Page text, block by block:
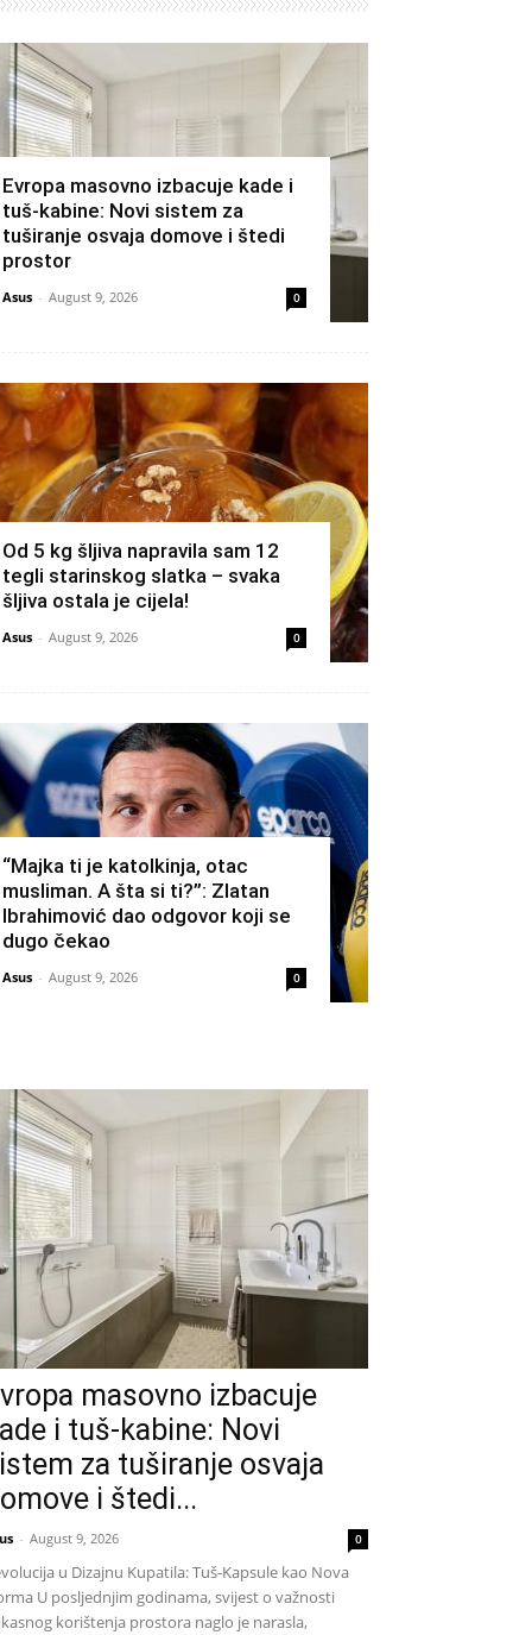
Evropa masovno izbacuje kade i
tuš-kabine: Novi sistem za
tuširanje osvaja domove i štedi
prostor
Asus - August 9, 2026 0
Od 5 kg šljiva napravila sam 12
tegli starinskog slatka – svaka
šljiva ostala je cijela!
Asus - August 9, 2026 0
“Majka ti je katolkinja, otac
musliman. A šta si ti?”: Zlatan
Ibrahimović dao odgovor koji se
dugo čekao
Asus - August 9, 2026 0
masovno izbacuje
i tuš-kabine: Novi
za tuširanje osvaja
i štedi...
- August 9, 2026 0
u Dizajnu Kupatila: Tuš-Kapsule kao Nova
U posljednjim godinama, svijest o važnosti
korištenja prostora naglo je narasla,